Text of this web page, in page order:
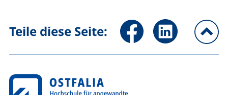
Teile diese Seite: Seite über Facebook teilen
Seite über